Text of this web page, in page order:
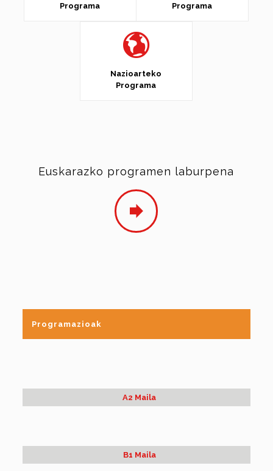
Programa
Programa
Nazioarteko
Programa
Euskarazko programen laburpena
Programazioak
A2 Maila
B1 Maila